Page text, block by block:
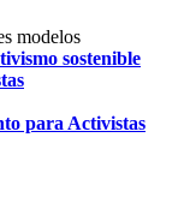
modelos
sostenible
para Activistas